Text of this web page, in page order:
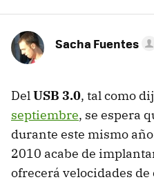
Sacha Fuentes
DelUSB 3.0, tal como
septiembre, se espera
durante este mismo
2010 acabe de
ofrecerá velocidades